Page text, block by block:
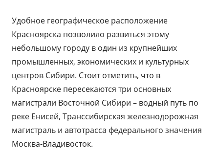
Удобное географическое расположение
Красноярска позволило развиться этому
небольшому городу в один из крупнейших
промышленных, экономических и культурных
центров Сибири. Стоит отметить, что в
Красноярске пересекаются три основных
магистрали Восточной Сибири – водный путь по
реке Енисей, Транссибирская железнодорожная
магистраль и автотрасса федерального значения
Москва-Владивосток.